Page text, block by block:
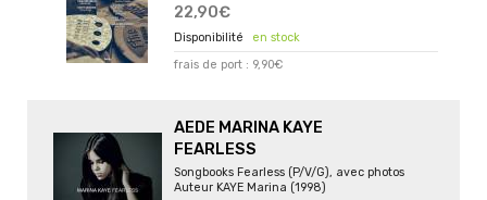
22,90€
en stock
frais de port : 9,90€
AEDE MARINA KAYE
FEARLESS
Songbooks Fearless (P/V/G), avec photos
Auteur KAYE Marina (1998)